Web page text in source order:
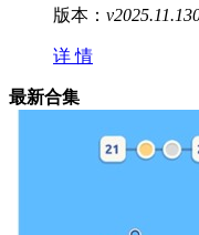
版本：
详 情
最新合集